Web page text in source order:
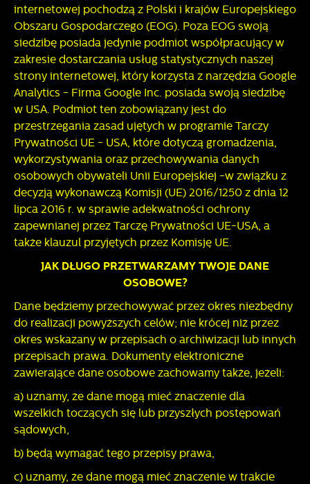
internetowej pochodzą z Polski i krajów Europejskiego
Obszaru Gospodarczego (EOG). Poza EOG swoją
siedzibę posiada jedynie podmiot współpracujący w
zakresie dostarczania usług statystycznych naszej
strony internetowej, który korzysta z narzędzia Google
Analytics - Firma Google Inc. posiada swoją siedzibę
w USA. Podmiot ten zobowiązany jest do
przestrzegania zasad ujętych w programie Tarczy
Prywatności UE - USA, które dotyczą gromadzenia,
wykorzystywania oraz przechowywania danych
osobowych obywateli Unii Europejskiej -w związku z
decyzją wykonawczą Komisji (UE) 2016/1250 z dnia 12
lipca 2016 r. w sprawie adekwatności ochrony
zapewnianej przez Tarczę Prywatności UE-USA, a
także klauzul przyjętych przez Komisję UE.
JAK DŁUGO PRZETWARZAMY TWOJE DANE
OSOBOWE?
Dane będziemy przechowywać przez okres niezbędny
do realizacji powyższych celów; nie krócej niż przez
okres wskazany w przepisach o archiwizacji lub innych
przepisach prawa. Dokumenty elektroniczne
zawierające dane osobowe zachowamy także, jeżeli:
a) uznamy, że dane mogą mieć znaczenie dla
wszelkich toczących się lub przyszłych postępowań
sądowych,
b) będą wymagać tego przepisy prawa,
c) uznamy, że dane mogą mieć znaczenie w trakcie